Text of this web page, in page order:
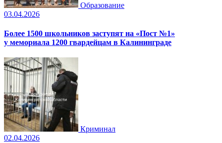
Образование
03.04.2026
Более 1500 школьников заступят на «Пост №1»
у мемориала 1200 гвардейцам в Калининграде
Криминал
02.04.2026